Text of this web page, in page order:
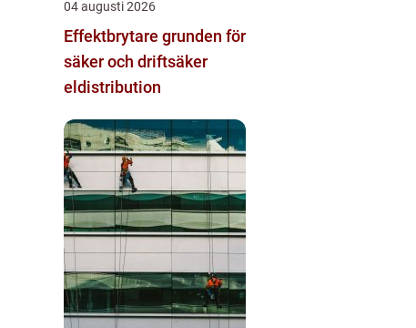
04 augusti 2026
Effektbrytare grunden för
säker och driftsäker
eldistribution